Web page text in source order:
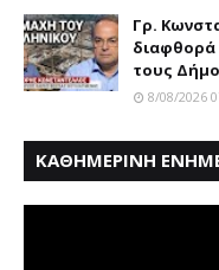
Γρ.
διαφθορά
τους
8/08/2026
ΚΑΘΗΜΕΡΙΝΗ